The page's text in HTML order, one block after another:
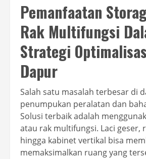
Pemanfaatan
Rak Multifungsi
Strategi
Dapur
Salah satu masalah terbesar di
penumpukan peralatan dan
Solusi terbaik adalah
atau rak multifungsi. Laci geser,
hingga kabinet vertikal bisa
memaksimalkan ruang yang